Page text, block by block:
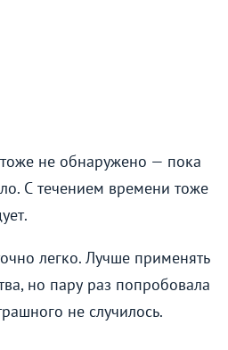
не обнаружено — пока
С течением времени тоже
легко. Лучше применять
но пару раз попробовала
не случилось.